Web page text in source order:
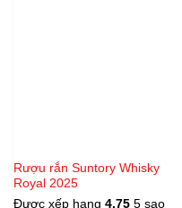
Rượu rắn Suntory Whisky
Royal 2025
Được xếp hạng 4.755 sao